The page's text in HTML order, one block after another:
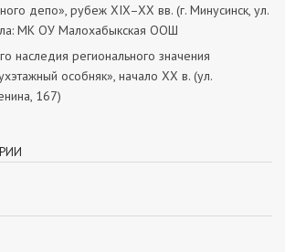
депо», рубеж XIX–XX вв. (г. Минусинск, ул.
МК ОУ Малохабыкская ООШ
наследия регионального значения
особняк», начало ХХ в. (ул.
167)